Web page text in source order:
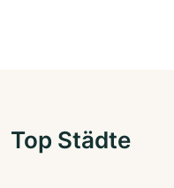
Top Städte